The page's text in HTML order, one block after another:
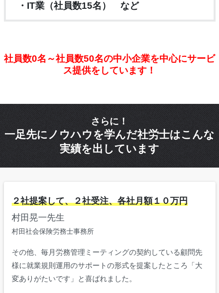
・IT業（社員数15名） など
社員数0名～社員数50名の中小企業を中心にサービ
ス提供をしています！
さらに！
一足先にノウハウを学んだ社労士はこんな
実績を出しています
２社提案して、２社受注、各社月額１０万円
村田晃一先生
村田社会保険労務士事務所
その他、毎月労務管理ミーティングの契約している顧問先
様に就業規則運用のサポートの形式を提案したところ「大
変ありがたいです」と喜ばれました。